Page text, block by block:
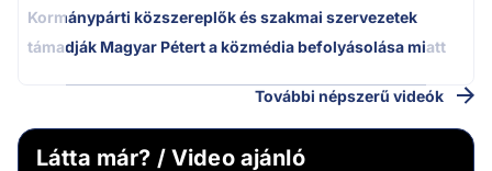
Kormánypárti közszereplők és szakmai szervezetek
támadják Magyar Pétert a közmédia befolyásolása miatt
További népszerű videók
Látta már? / Video ajánló